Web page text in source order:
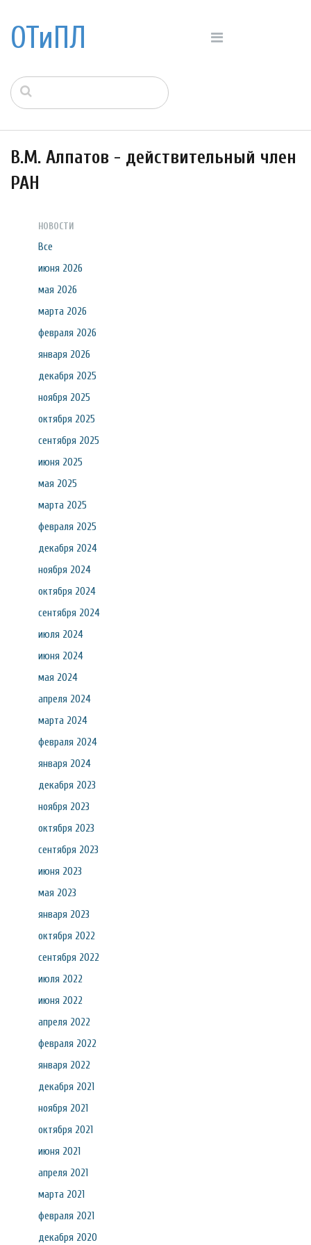
ОТиПЛ
В.М. Алпатов - действительный член
РАН
НОВОСТИ
Все
июня 2026
мая 2026
марта 2026
февраля 2026
января 2026
декабря 2025
ноября 2025
октября 2025
сентября 2025
июня 2025
мая 2025
марта 2025
февраля 2025
декабря 2024
ноября 2024
октября 2024
сентября 2024
июля 2024
июня 2024
мая 2024
апреля 2024
марта 2024
февраля 2024
января 2024
декабря 2023
ноября 2023
октября 2023
сентября 2023
июня 2023
мая 2023
января 2023
октября 2022
сентября 2022
июля 2022
июня 2022
апреля 2022
февраля 2022
января 2022
декабря 2021
ноября 2021
октября 2021
июня 2021
апреля 2021
марта 2021
февраля 2021
декабря 2020